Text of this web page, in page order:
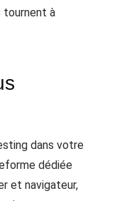
tournent à
dans votre
dédiée
et navigateur,